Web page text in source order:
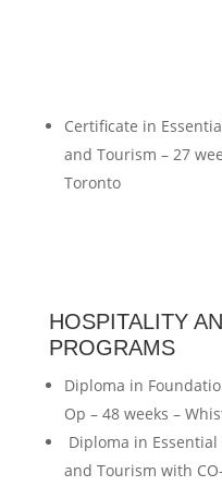
Certificate in
and Tourism – 27
Toronto
HOSPITALITY
PROGRAMS
Diploma in
Op – 48 weeks –
Diploma in
and Tourism with